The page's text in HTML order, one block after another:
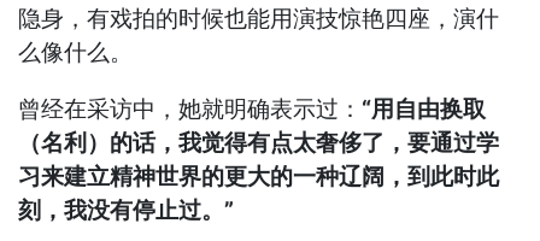
隐身，有戏拍的时候也能用演技惊艳四座，演什
么像什么。
曾经在采访中，她就明确表示过： “用自由换取
（名利）的话，我觉得有点太奢侈了，要通过学
习来建立精神世界的更大的一种辽阔，到此时此
刻，我没有停止过。”